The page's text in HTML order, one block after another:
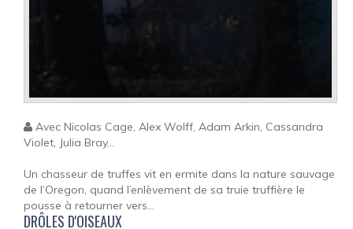
Avec Nicolas Cage, Alex Wolff, Adam Arkin, Cassandra
Violet, Julia Bray...
Un chasseur de truffes vit en ermite dans la nature sauvage
de l’Oregon, quand l’enlèvement de sa truie truffière le
pousse à retourner vers...
DRÔLES D'OISEAUX